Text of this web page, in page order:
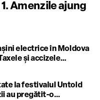
Amenzile ajung
electrice în Moldova
și accizele
la festivalul Untold
au pregătit-o